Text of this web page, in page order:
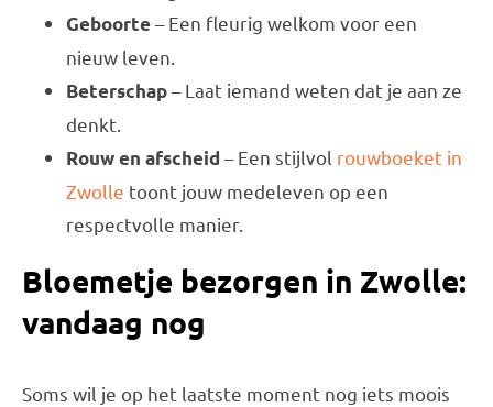
Geboorte– Een fleurig welkom voor een
nieuw leven.
Beterschap– Laat iemand weten dat je aan ze
denkt.
Rouw en afscheid – Een stijlvol rouwboeket in
Zwolle toont jouw medeleven op een
respectvolle manier.
Bloemetje bezorgen in Zwolle:
vandaag nog
Soms wil je op het laatste moment nog iets moois